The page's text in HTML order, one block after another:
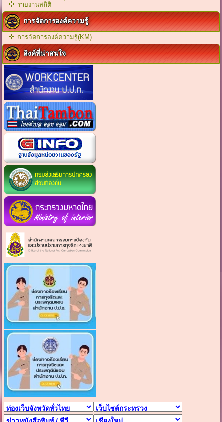
รายงานสถิติ
การจัดการองค์ความรู้
การจัดการองค์ความรู้(KM)
ลิงค์ที่น่าสนใจ